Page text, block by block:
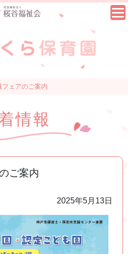
ェアのご案内
情報
ご案内
2025年5月13日